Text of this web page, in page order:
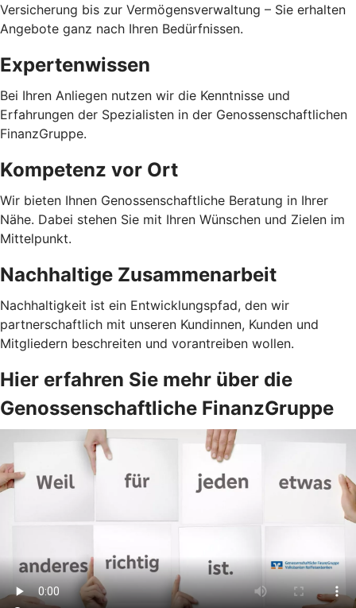
Versicherung bis zur Vermögensverwaltung – Sie erhalten
Angebote ganz nach Ihren Bedürfnissen.
Expertenwissen
Bei Ihren Anliegen nutzen wir die Kenntnisse und
Erfahrungen der Spezialisten in der Genossenschaftlichen
FinanzGruppe.
Kompetenz vor Ort
Wir bieten Ihnen Genossenschaftliche Beratung in Ihrer
Nähe. Dabei stehen Sie mit Ihren Wünschen und Zielen im
Mittelpunkt.
Nachhaltige Zusammenarbeit
Nachhaltigkeit ist ein Entwicklungspfad, den wir
partnerschaftlich mit unseren Kundinnen, Kunden und
Mitgliedern beschreiten und vorantreiben wollen.
Hier erfahren Sie mehr über die
Genossenschaftliche FinanzGruppe